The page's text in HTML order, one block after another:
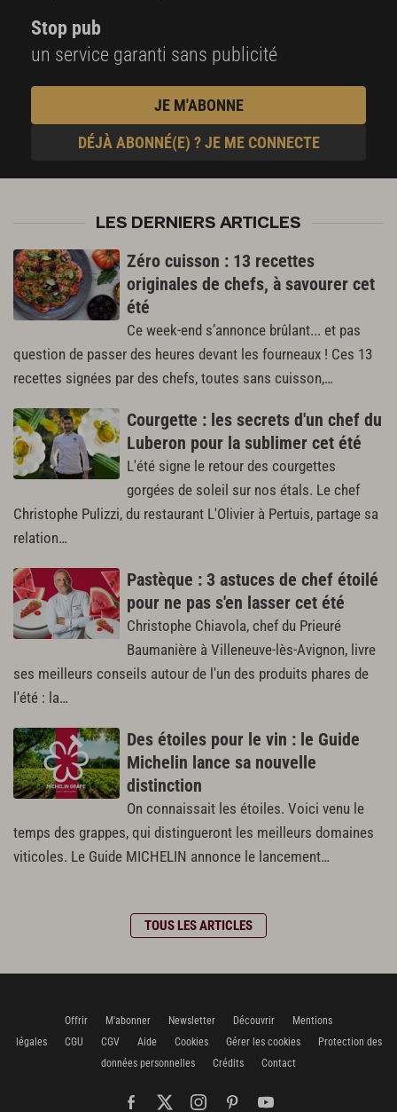
Stop pub
un service garanti sans publicité
JE M'ABONNE
DÉJÀ ABONNÉ(E) ? JE ME CONNECTE
LES DERNIERS ARTICLES
Zéro cuisson : 13 recettes
originales de chefs, à savourer cet
été
Ce week-end s’annonce brûlant... et pas
question de passer des heures devant les fourneaux ! Ces 13
recettes signées par des chefs, toutes sans cuisson,…
Courgette : les secrets d'un chef du
Luberon pour la sublimer cet été
L'été signe le retour des courgettes
gorgées de soleil sur nos étals. Le chef
Christophe Pulizzi, du restaurant L'Olivier à Pertuis, partage sa
relation…
Pastèque : 3 astuces de chef étoilé
pour ne pas s'en lasser cet été
Christophe Chiavola, chef du Prieuré
Baumanière à Villeneuve-lès-Avignon, livre
ses meilleurs conseils autour de l'un des produits phares de
l'été : la…
Des étoiles pour le vin : le Guide
Michelin lance sa nouvelle
distinction
On connaissait les étoiles. Voici venu le
temps des grappes, qui distingueront les meilleurs domaines
viticoles. Le Guide MICHELIN annonce le lancement…
TOUS LES ARTICLES
Offrir M'abonner Newsletter Découvrir
Mentions
légales
CGU CGV Aide Cookies Gérer les cookies
Protection des
données personnelles
Crédits Contact